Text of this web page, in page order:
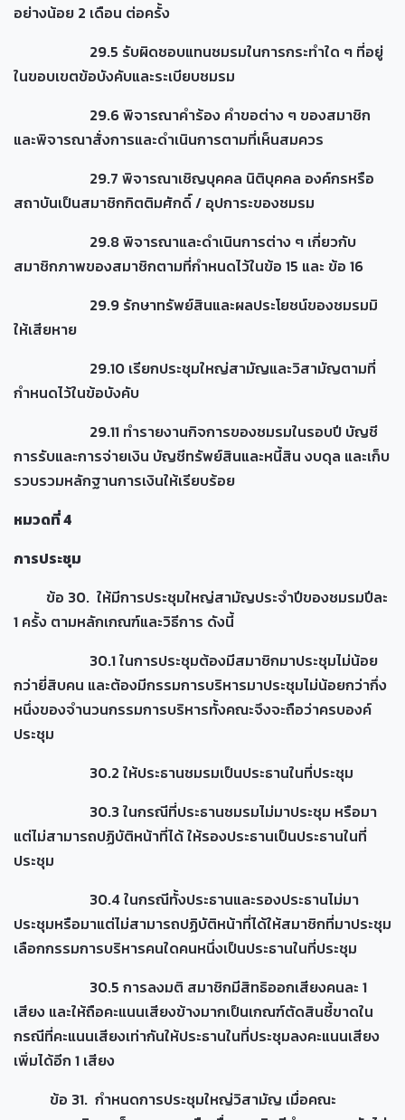
อย่างน้อย 2 เดือน ต่อครั้ง
29.5 รับผิดชอบแทนชมรมในการกระทำใด ๆ ที่อยู่
ในขอบเขตข้อบังคับและระเบียบชมรม
29.6 พิจารณาคำร้อง คำขอต่าง ๆ ของสมาชิก
และพิจารณาสั่งการและดำเนินการตามที่เห็นสมควร
29.7 พิจารณาเชิญบุคคล นิติบุคคล องค์กรหรือ
สถาบันเป็นสมาชิกกิตติมศักดิ์ / อุปการะของชมรม
29.8 พิจารณาและดำเนินการต่าง ๆ เกี่ยวกับ
สมาชิกภาพของสมาชิกตามที่กำหนดไว้ในข้อ 15 และ ข้อ 16
29.9 รักษาทรัพย์สินและผลประโยชน์ของชมรมมิ
ให้เสียหาย
29.10 เรียกประชุมใหญ่สามัญและวิสามัญตามที่
กำหนดไว้ในข้อบังคับ
29.11 ทำรายงานกิจการของชมรมในรอบปี บัญชี
การรับและการจ่ายเงิน บัญชีทรัพย์สินและหนี้สิน งบดุล และเก็บ
รวบรวมหลักฐานการเงินให้เรียบร้อย
หมวดที่4
การประชุม
ข้อ 30. ให้มีการประชุมใหญ่สามัญประจำปีของชมรมปีละ
1 ครั้ง ตามหลักเกณฑ์และวิธีการ ดังนี้
30.1 ในการประชุมต้องมีสมาชิกมาประชุมไม่น้อย
กว่ายี่สิบคน และต้องมีกรรมการบริหารมาประชุมไม่น้อยกว่ากึ่ง
หนึ่งของจำนวนกรรมการบริหารทั้งคณะจึงจะถือว่าครบองค์
ประชุม
30.2 ให้ประธานชมรมเป็นประธานในที่ประชุม
30.3 ในกรณีที่ประธานชมรมไม่มาประชุม หรือมา
แต่ไม่สามารถปฏิบัติหน้าที่ได้ ให้รองประธานเป็นประธานในที่
ประชุม
30.4 ในกรณีทั้งประธานและรองประธานไม่มา
ประชุมหรือมาแต่ไม่สามารถปฏิบัติหน้าที่ได้ให้สมาชิกที่มาประชุม
เลือกกรรมการบริหารคนใดคนหนึ่งเป็นประธานในที่ประชุม
30.5 การลงมติ สมาชิกมีสิทธิออกเสียงคนละ 1
เสียง และให้ถือคะแนนเสียงข้างมากเป็นเกณฑ์ตัดสินชี้ขาดใน
กรณีที่คะแนนเสียงเท่ากันให้ประธานในที่ประชุมลงคะแนนเสียง
เพิ่มได้อีก 1 เสียง
ข้อ 31. กำหนดการประชุมใหญ่วิสามัญ เมื่อคณะ